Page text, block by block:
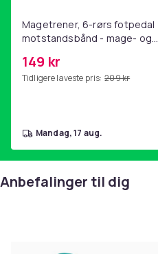
Magetrener, 6-rørs fotpedal
motstandsbånd - mage- og
hjemmegymnastikk Purple
149 kr
Tidligere laveste pris: 209 kr
mandag, 17 aug.
Anbefalinger til dig